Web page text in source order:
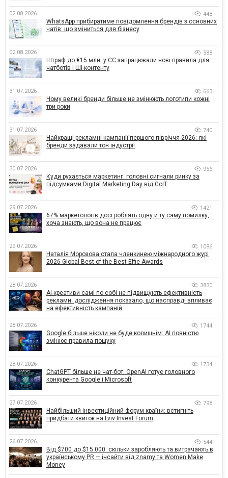
02.08.2026 448
WhatsApp прибиратиме повідомлення брендів з основних
чатів: що зміниться для бізнесу
02.08.2026 588
Штраф до €15 млн: у ЄС запрацювали нові правила для
чатботів і ШІ-контенту
31.07.2026 663
Чому великі бренди більше не змінюють логотипи кожні
три роки
31.07.2026 740
Найкращі рекламні кампанії першого півріччя 2026: які
бренди задавали тон індустрії
30.07.2026 956
Куди рухається маркетинг: головні сигнали ринку за
підсумками Digital Marketing Day від GoIT
29.07.2026 1421
67% маркетологів досі роблять одну й ту саму помилку,
хоча знають, що вона не працює
29.07.2026 1086
Наталія Морозова стала членкинею міжнародного журі
2026 Global Best of the Best Effie Awards
28.07.2026 3830
AI-креативи самі по собі не підвищують ефективність
реклами: дослідження показало, що насправді впливає
на ефективність кампаній
28.07.2026 1744
Google більше ніколи не буде колишнім: AI повністю
змінює правила пошуку
28.07.2026 1734
ChatGPT більше не чат-бот: OpenAI готує головного
конкурента Google і Microsoft
27.07.2026 798
Найбільший інвестиційний форум країни: встигніть
придбати квиток на Lviv Invest Forum
26.07.2026 544
Від $700 до $15 000: скільки заробляють та витрачають в
українському PR — інсайти від znamy та Women Make
Money